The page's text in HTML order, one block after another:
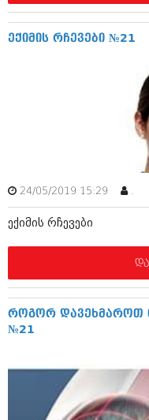
ნოემბერი 2017
ოქტომბერი 2017
აგვისტო 2017
ივლისი 2017
ივნისი 2017
მაისი 2017
აპრილი 2017
მარტი 2017
თებერვალი 2017
იანვარი 2017
დეკემბერი 2016
ნოემბერი 2016
ოქტომბერი 2016
ივლისი 2016
მაისი 2016
აპრილი 2016
დეკემბერი 2015
ნოემბერი 2015
ოქტომბერი 2015
ექიმის რჩევები №21
24/05/2019 15:29 .
ექიმის რჩევები
როგორ დავეხმაროთ
№21